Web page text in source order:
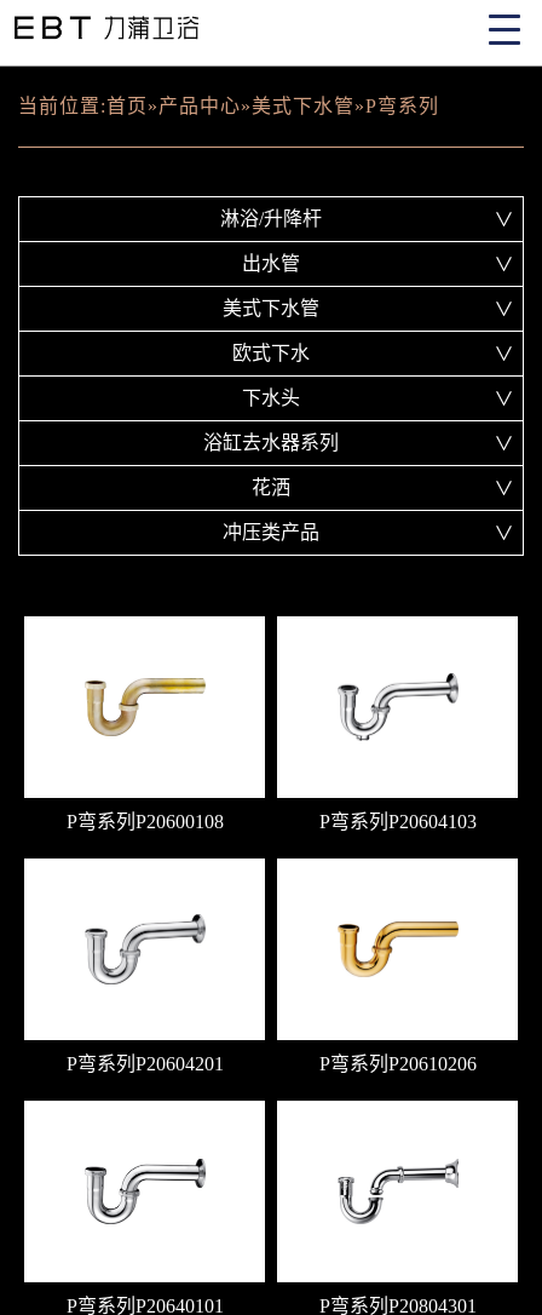
当前位置:首页»产品中心»美式下水管»P弯系列
淋浴/升降杆
出水管
美式下水管
欧式下水
下水头
浴缸去水器系列
花洒
冲压类产品
P弯系列P20600108 P弯系列P20604103
P弯系列P20604201 P弯系列P20610206
P弯系列P20640101 P弯系列P20804301